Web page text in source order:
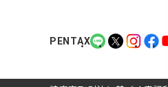
PENTAXPENTAX
の
LINE（新
PENTAX
の
X（新
PENTAX
の
Instagram（
の